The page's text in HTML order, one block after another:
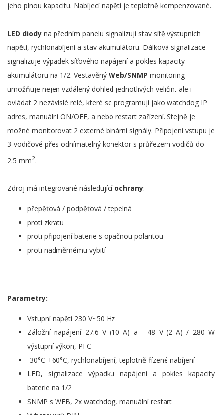
jeho plnou kapacitu. Nabíjecí napětí je teplotně kompenzované.
LED diody na předním panelu signalizují stav sítě výstupních
napětí, rychlonabíjení a stav akumulátoru. Dálková signalizace
signalizuje výpadek síťového napájení a pokles kapacity
akumulátoru na 1/2. Vestavěný Web/SNMP monitoring
umožňuje nejen vzdálený dohled jednotlivých veličin, ale i
ovládat 2 nezávislé relé, které se programují jako watchdog IP
adres, manuální ON/OFF, a nebo restart zařízení. Stejně je
možné monitorovat 2 externé binární signály. Připojení vstupu je
3-vodičové přes odnímatelný konektor s průřezem vodičů do
2.5 mm2.
Zdroj má integrované následující ochrany:
přepěťová / podpěťová / tepelná
proti zkratu
proti připojení baterie s opačnou polaritou
proti nadměrnému vybití
Parametry:
Vstupní napětí 230 V~50 Hz
Záložní napájení 27.6 V (10 A) a - 48 V (2 A) / 280 W
výstupní výkon, PFC
-30°C-+60°C, rychlonabíjení, teplotně řízené nabíjení
LED, signalizace výpadku napájení a pokles kapacity
baterie na 1/2
SNMP s WEB, 2x watchdog, manuální restart